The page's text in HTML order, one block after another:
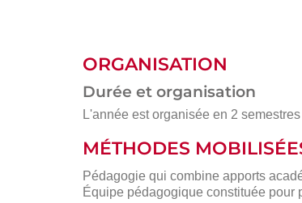
ORGANISATION
Durée et organisation
L'année est organisée en 2
MÉTHODES
Pédagogie qui combine apports
Équipe pédagogique constituée pour